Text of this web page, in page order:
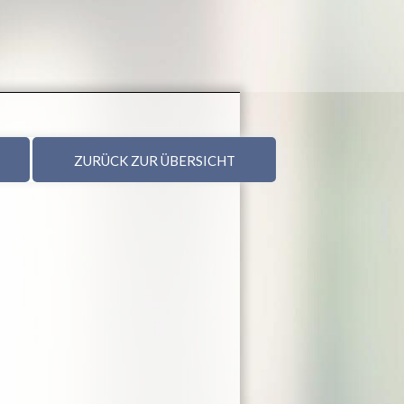
ZURÜCK ZUR ÜBERSICHT